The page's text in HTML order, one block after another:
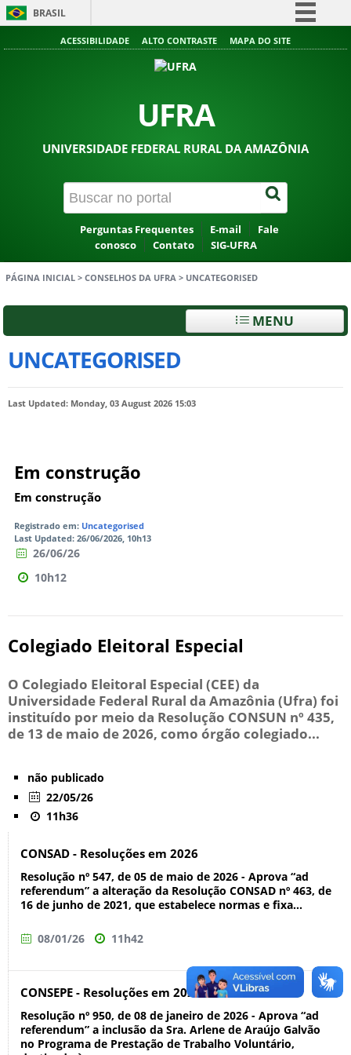
BRASIL
Simplifique!
Acesso à informação
ACESSIBILIDADE ALTO CONTRASTE MAPA DO SITE
UFRA
UNIVERSIDADE FEDERAL RURAL DA AMAZÔNIA
Perguntas Frequentes E-mail
Fale
conosco
Contato SIG-UFRA
PÁGINA INICIAL > CONSELHOS DA UFRA > UNCATEGORISED
MENU
UNCATEGORISED
Last Updated: Monday, 03 August 2026 15:03
Em construção
Em construção
Registrado em: Uncategorised
Last Updated: 26/06/2026, 10h13
26/06/26
10h12
Colegiado Eleitoral Especial
O Colegiado Eleitoral Especial (CEE) da
Universidade Federal Rural da Amazônia (Ufra) foi
instituído por meio da Resolução CONSUN nº 435,
de 13 de maio de 2026, como órgão colegiado...
não publicado
22/05/26
11h36
CONSAD - Resoluções em 2026
Resolução nº 547, de 05 de maio de 2026 - Aprova “ad
referendum” a alteração da Resolução CONSAD nº 463, de
16 de junho de 2021, que estabelece normas e fixa...
08/01/26 11h42
CONSEPE - Resoluções em 2026
Resolução nº 950, de 08 de janeiro de 2026 - Aprova “ad
referendum” a inclusão da Sra. Arlene de Araújo Galvão
no Programa de Prestação de Trabalho Voluntário,